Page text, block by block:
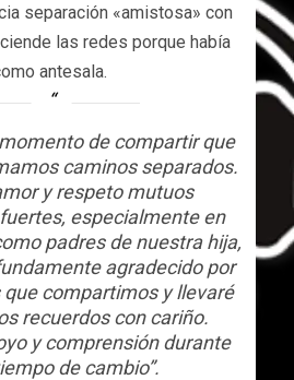
separación «amistosa» con
las redes porque había
antesala.
de compartir que
caminos separados.
y respeto mutuos
especialmente en
padres de nuestra hija,
agradecido por
compartimos y llevaré
recuerdos con cariño.
y comprensión durante
de cambio”.